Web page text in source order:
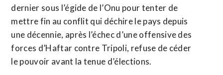
dernier sous l’égide de l’Onu pour tenter de
mettre fin au conflit qui déchire le pays depuis
une décennie, après l’échec d’une offensive des
forces d’Haftar contre Tripoli, refuse de céder
le pouvoir avant la tenue d’élections.